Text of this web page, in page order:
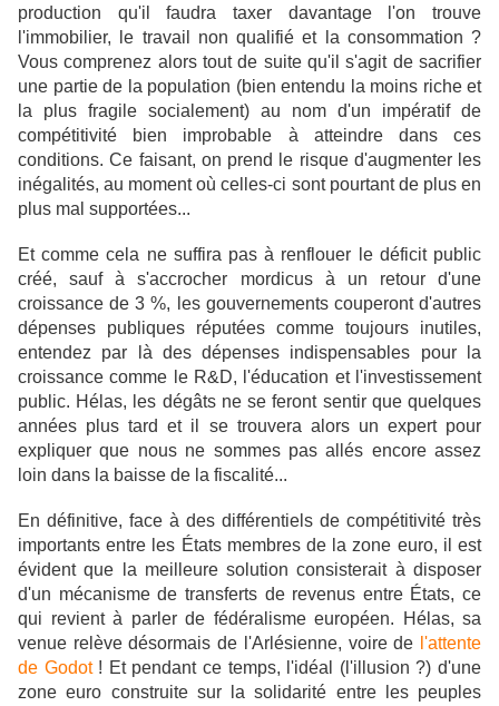
production qu'il faudra taxer davantage l'on trouve
l'immobilier, le travail non qualifié et la consommation ?
Vous comprenez alors tout de suite qu'il s'agit de sacrifier
une partie de la population (bien entendu la moins riche et
la plus fragile socialement) au nom d'un impératif de
compétitivité bien improbable à atteindre dans ces
conditions. Ce faisant, on prend le risque d'augmenter les
inégalités, au moment où celles-ci sont pourtant de plus en
plus mal supportées...
Et comme cela ne suffira pas à renflouer le déficit public
créé, sauf à s'accrocher mordicus à un retour d'une
croissance de 3 %, les gouvernements couperont d'autres
dépenses publiques réputées comme toujours inutiles,
entendez par là des dépenses indispensables pour la
croissance comme le R&D, l'éducation et l'investissement
public. Hélas, les dégâts ne se feront sentir que quelques
années plus tard et il se trouvera alors un expert pour
expliquer que nous ne sommes pas allés encore assez
loin dans la baisse de la fiscalité...
En définitive, face à des différentiels de compétitivité très
importants entre les États membres de la zone euro, il est
évident que la meilleure solution consisterait à disposer
d'un mécanisme de transferts de revenus entre États, ce
qui revient à parler de fédéralisme européen. Hélas, sa
venue relève désormais de l'Arlésienne, voire de l'attente
de Godot! Et pendant ce temps, l'idéal (l'illusion ?)d'une
zone euro construite sur la solidarité entre les peuples